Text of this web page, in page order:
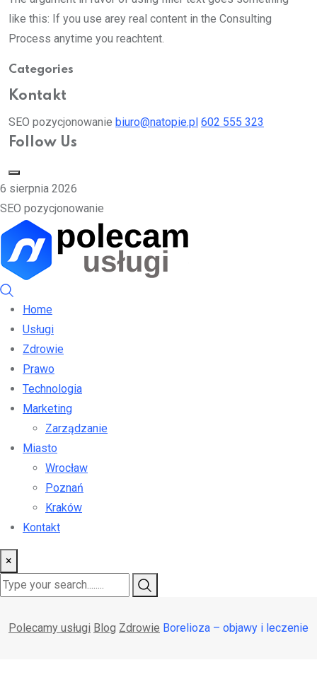
like this: If you use arey real content in the Consulting
Process anytime you reachtent.
Categories
Kontakt
SEO pozycjonowanie biuro@natopie.pl 602 555 323
Follow Us
6 sierpnia 2026
SEO pozycjonowanie
Home
Usługi
Zdrowie
Prawo
Technologia
Marketing
Zarządzanie
Miasto
Wrocław
Poznań
Kraków
Kontakt
×
Polecamy usługi Blog Zdrowie Borelioza – objawy i leczenie